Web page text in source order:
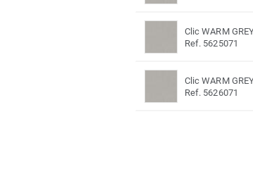
Clic WARM
Ref. 5625071
Clic WARM
Ref. 5626071